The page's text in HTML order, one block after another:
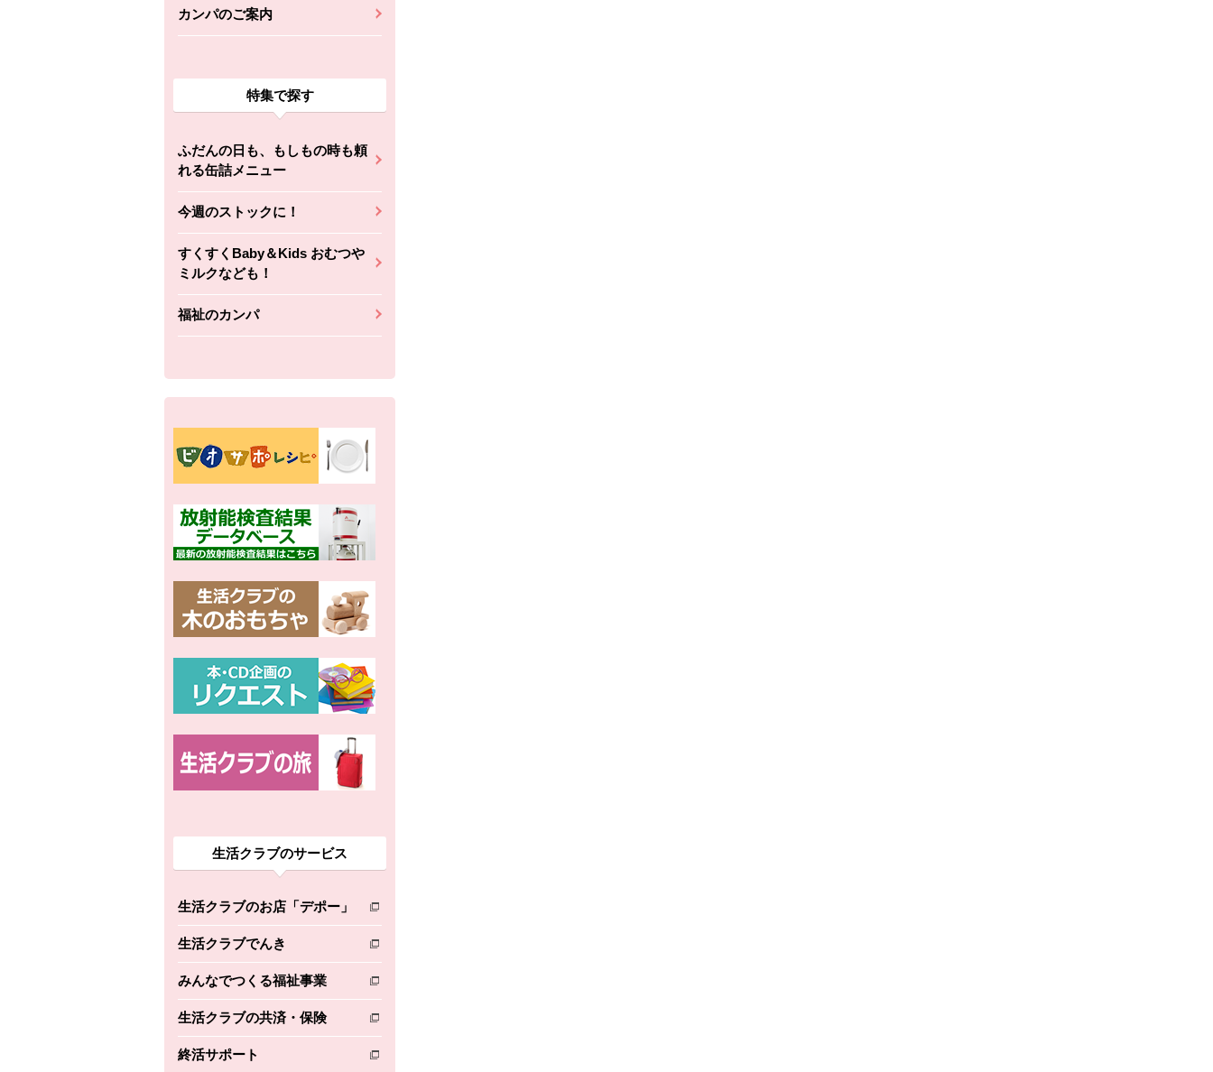
カンパのご案内
特集で探す
ふだんの日も、もしもの時も頼
れる缶詰メニュー
今週のストックに！
すくすくBaby＆Kids おむつや
ミルクなども！
福祉のカンパ
生活クラブのサービス
生活クラブのお店「デポー」
別のウィンドウで開きます。
生活クラブでんき
別のウィンドウで開きます。
みんなでつくる福祉事業
別のウィンドウで開きます。
生活クラブの共済・保険
別のウィンドウで開きます。
終活サポート
別のウィンドウで開きます。